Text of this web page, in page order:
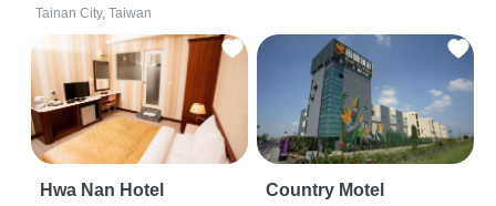
Tainan City, Taiwan
Hwa Nan Hotel Country Motel